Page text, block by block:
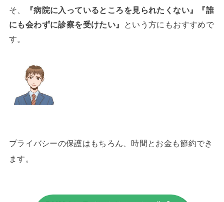
そ、
『病院に入っているところを見られたくない』『誰
にも会わずに診察を受けたい』
という方にもおすすめで
す。
プライバシーの保護はもちろん、時間とお金も節約でき
ます。